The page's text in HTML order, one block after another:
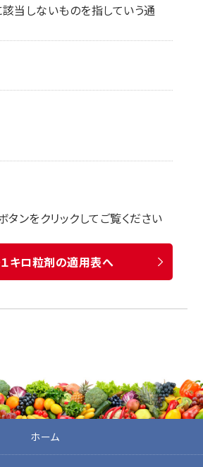
当しないものを指していう通
ンをクリックしてご覧ください
キロ粒剤の適用表へ
ホーム